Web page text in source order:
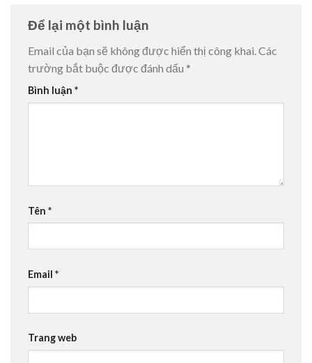
Để lại một bình luận
Email của bạn sẽ không được hiển thị công khai.Các
trường bắt buộc được đánh dấu *
Bình luận *
Tên *
Email *
Trang web